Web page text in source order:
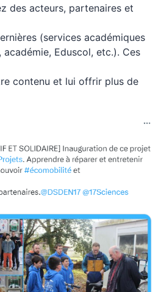
des acteurs, partenaires et
(services académiques
Eduscol, etc.). Ces
contenu et lui offrir plus de